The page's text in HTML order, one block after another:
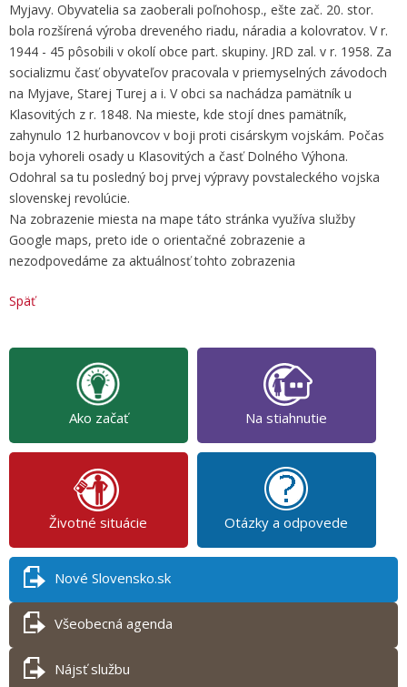
Myjavy. Obyvatelia sa zaoberali poľnohosp., ešte zač. 20. stor.
bola rozšírená výroba dreveného riadu, náradia a kolovratov. V r.
1944 - 45 pôsobili v okolí obce part. skupiny. JRD zal. v r. 1958. Za
socializmu časť obyvateľov pracovala v priemyselných závodoch
na Myjave, Starej Turej a i. V obci sa nachádza pamätník u
Klasovitých z r. 1848. Na mieste, kde stojí dnes pamätník,
zahynulo 12 hurbanovcov v boji proti cisárskym vojskám. Počas
boja vyhoreli osady u Klasovitých a časť Dolného Výhona.
Odohral sa tu posledný boj prvej výpravy povstaleckého vojska
slovenskej revolúcie.
Na zobrazenie miesta na mape táto stránka využíva služby
Google maps, preto ide o orientačné zobrazenie a
nezodpovedáme za aktuálnosť tohto zobrazenia
Späť
Ako začať Na stiahnutie
Životné situácie Otázky a odpovede
Nové Slovensko.sk
Všeobecná agenda
Nájsť službu